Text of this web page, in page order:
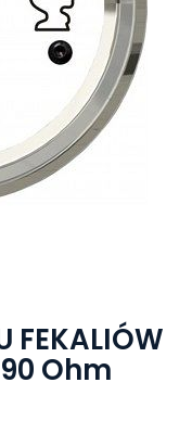
FEKALIÓW
Ohm